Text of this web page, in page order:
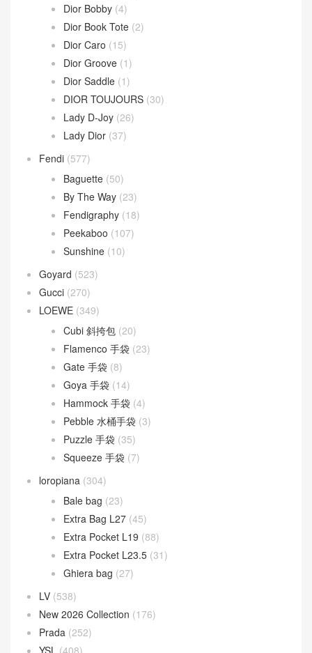
Dior Bobby (4)
Dior Book Tote (2)
Dior Caro (15)
Dior Groove (1)
Dior Saddle (1)
DIOR TOUJOURS (30)
Lady D-Joy (26)
Lady Dior (37)
Fendi (577)
Baguette (50)
By The Way (23)
Fendigraphy (18)
Peekaboo (107)
Sunshine (10)
Goyard (523)
Gucci (270)
LOEWE (349)
Cubi 斜挎包 (20)
Flamenco 手袋 (23)
Gate 手袋 (8)
Goya 手袋 (14)
Hammock 手袋 (4)
Pebble 水桶手袋 (3)
Puzzle 手袋 (35)
Squeeze 手袋 (7)
loropiana (304)
Bale bag (23)
Extra Bag L27 (45)
Extra Pocket L19 (88)
Extra Pocket L23.5 (31)
Ghiera bag (27)
LV (538)
New 2026 Collection (176)
Prada (252)